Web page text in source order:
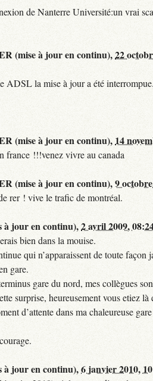
de Nanterre Université:un vrai
(mise à jour en continu),22
ADSL la mise à jour a été
(mise à jour en continu), 14
france !!!venez vivre au canada
(mise à jour en continu),9
rer ! vive le trafic de montréal.
à jour en continu),2 avril 2009,
bien dans la mouise.
qui n’apparaissent de toute façon
gare.
gare du nord, mes collègues
surprise, heureusement vous etiez là
d’attente dans ma chaleureuse
à jour en continu),6 janvier 2010,